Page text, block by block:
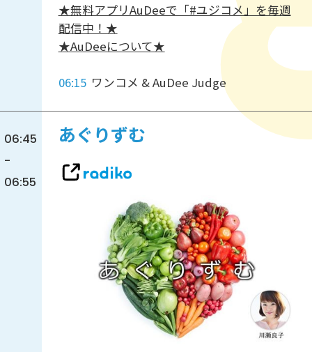
★無料アプリAuDeeで「#ユジコメ」を毎週
配信中！★
★AuDeeについて★
06:15 ワンコメ & AuDee Judge
06:45
-
06:55
あぐりずむ